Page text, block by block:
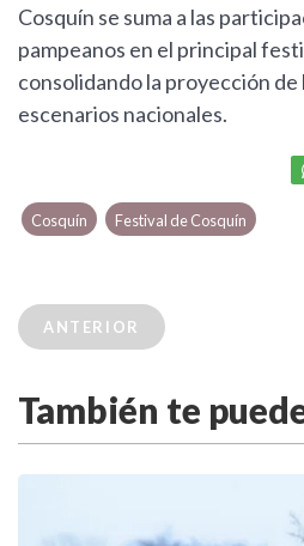
Cosquín se suma a las
pampeanos en el principal
consolidando la proyección de
escenarios nacionales.
Cosquín Festival de Cosquín
ANTERIOR
También te